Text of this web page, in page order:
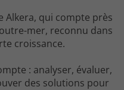
Alkera, qui compte près
mer, reconnu dans
croissance.
: analyser, évaluer,
des solutions pour